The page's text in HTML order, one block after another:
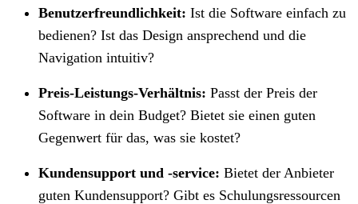
Benutzerfreundlichkeit: Ist die Software einfach zu
bedienen? Ist das Design ansprechend und die
Navigation intuitiv?
Preis-Leistungs-Verhältnis: Passt der Preis der
Software in dein Budget? Bietet sie einen guten
Gegenwert für das, was sie kostet?
Kundensupport und -service: Bietet der Anbieter
guten Kundensupport? Gibt es Schulungsressourcen